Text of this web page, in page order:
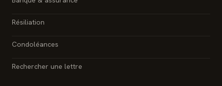
Résiliation
Condoléances
Rechercher une lettre